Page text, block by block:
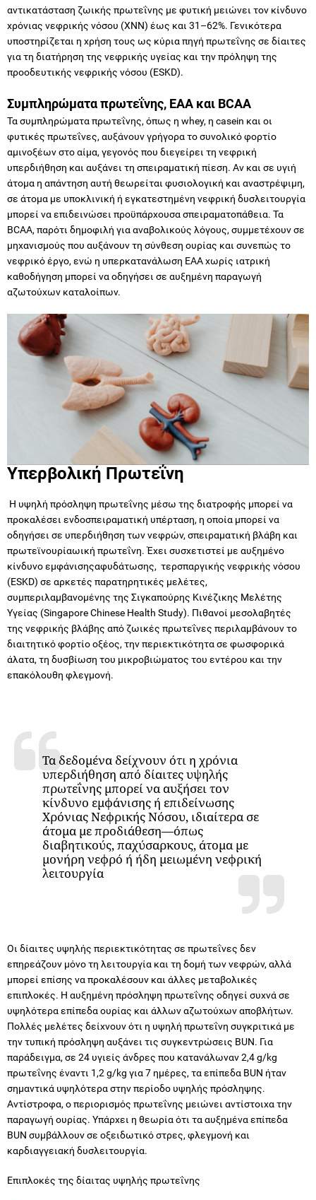
αντικατάσταση ζωικής πρωτεΐνης με φυτική μειώνει τον κίνδυνο
χρόνιας νεφρικής νόσου (ΧΝΝ) έως και 31–62%. Γενικότερα
υποστηρίζεται η χρήση τους ως κύρια πηγή πρωτεΐνης σε δίαιτες
για τη διατήρηση της νεφρικής υγείας και την πρόληψη της
προοδευτικής νεφρικής νόσου (ESKD).
Συμπληρώματα πρωτεΐνης, EAA και BCAA
Τα συμπληρώματα πρωτεΐνης, όπως η whey, η casein και οι
φυτικές πρωτεΐνες, αυξάνουν γρήγορα το συνολικό φορτίο
αμινοξέων στο αίμα, γεγονός που διεγείρει τη νεφρική
υπερδιήθηση και αυξάνει τη σπειραματική πίεση. Αν και σε υγιή
άτομα η απάντηση αυτή θεωρείται φυσιολογική και αναστρέψιμη,
σε άτομα με υποκλινική ή εγκατεστημένη νεφρική δυσλειτουργία
μπορεί να επιδεινώσει προϋπάρχουσα σπειραματοπάθεια. Τα
BCAA, παρότι δημοφιλή για αναβολικούς λόγους, συμμετέχουν σε
μηχανισμούς που αυξάνουν τη σύνθεση ουρίας και συνεπώς το
νεφρικό έργο, ενώ η υπερκατανάλωση EAA χωρίς ιατρική
καθοδήγηση μπορεί να οδηγήσει σε αυξημένη παραγωγή
αζωτούχων καταλοίπων.
Υπερβολική Πρωτεΐνη
Η υψηλή πρόσληψη πρωτεΐνης μέσω της διατροφής μπορεί να
προκαλέσει ενδοσπειραματική υπέρταση, η οποία μπορεί να
οδηγήσει σε υπερδιήθηση των νεφρών, σπειραματική βλάβη και
πρωτεϊνουρίαωική πρωτεΐνη. Έχει συσχετιστεί με αυξημένο
κίνδυνο εμφάνισηςαφυδάτωσης, τερσπαργικής νεφρικής νόσου
(ESKD) σε αρκετές παρατηρητικές μελέτες,
συμπεριλαμβανομένης της Σιγκαπούρης Κινέζικης Μελέτης
Υγείας (Singapore Chinese Health Study). Πιθανοί μεσολαβητές
της νεφρικής βλάβης από ζωικές πρωτεΐνες περιλαμβάνουν το
διαιτητικό φορτίο οξέος, την περιεκτικότητα σε φωσφορικά
άλατα, τη δυσβίωση του μικροβιώματος του εντέρου και την
επακόλουθη φλεγμονή.
Τα δεδομένα δείχνουν ότι η χρόνια
υπερδιήθηση από δίαιτες υψηλής
πρωτεΐνης μπορεί να αυξήσει τον
κίνδυνο εμφάνισης ή επιδείνωσης
Χρόνιας Νεφρικής Νόσου, ιδιαίτερα σε
άτομα με προδιάθεση—όπως
διαβητικούς, παχύσαρκους, άτομα με
μονήρη νεφρό ή ήδη μειωμένη νεφρική
λειτουργία
Οι δίαιτες υψηλής περιεκτικότητας σε πρωτεΐνες δεν
επηρεάζουν μόνο τη λειτουργία και τη δομή των νεφρών, αλλά
μπορεί επίσης να προκαλέσουν και άλλες μεταβολικές
επιπλοκές. Η αυξημένη πρόσληψη πρωτεΐνης οδηγεί συχνά σε
υψηλότερα επίπεδα ουρίας και άλλων αζωτούχων αποβλήτων.
Πολλές μελέτες δείχνουν ότι η υψηλή πρωτεΐνη συγκριτικά με
την τυπική πρόσληψη αυξάνει τις συγκεντρώσεις BUN. Για
παράδειγμα, σε 24 υγιείς άνδρες που κατανάλωναν 2,4 g/kg
πρωτεΐνης έναντι 1,2 g/kg για 7 ημέρες, τα επίπεδα BUN ήταν
σημαντικά υψηλότερα στην περίοδο υψηλής πρόσληψης.
Αντίστροφα, ο περιορισμός πρωτεΐνης μειώνει αντίστοιχα την
παραγωγή ουρίας. Υπάρχει η θεωρία ότι τα αυξημένα επίπεδα
BUN συμβάλλουν σε οξειδωτικό στρες, φλεγμονή και
καρδιαγγειακή δυσλειτουργία.
Επιπλοκές της δίαιτας υψηλής πρωτεΐνης